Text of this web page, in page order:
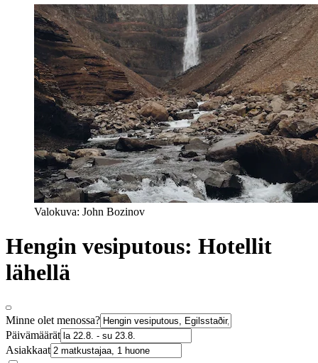
Valokuva: John Bozinov
Hengin vesiputous: Hotellit
lähellä
Minne olet menossa?
Päivämäärät
Asiakkaat